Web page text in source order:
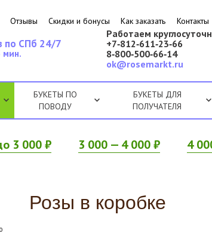
Отзывы Скидки и бонусы Как заказать Контакты
Работаем
+7‑812‑611‑23‑66
8‑800‑500‑66‑14
ok@rosemarkt.ru
по СПб 24/7
мин.
БУКЕТЫ ПО
ПОВОДУ
БУКЕТЫ ДЛЯ
ПОЛУЧАТЕЛЯ
3 000 ₽ 3 000 — 4 000 ₽ 4
Розы в коробке